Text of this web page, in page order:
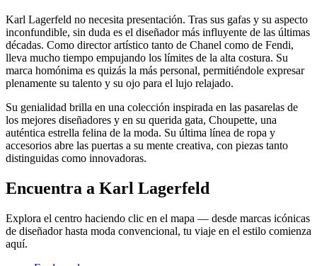
Karl Lagerfeld no necesita presentación. Tras sus gafas y su aspecto
inconfundible, sin duda es el diseñador más influyente de las últimas
décadas. Como director artístico tanto de Chanel como de Fendi,
lleva mucho tiempo empujando los límites de la alta costura. Su
marca homónima es quizás la más personal, permitiéndole expresar
plenamente su talento y su ojo para el lujo relajado.
Su genialidad brilla en una colección inspirada en las pasarelas de
los mejores diseñadores y en su querida gata, Choupette, una
auténtica estrella felina de la moda. Su última línea de ropa y
accesorios abre las puertas a su mente creativa, con piezas tanto
distinguidas como innovadoras.
Encuentra a Karl Lagerfeld
Explora el centro haciendo clic en el mapa — desde marcas icónicas
de diseñador hasta moda convencional, tu viaje en el estilo comienza
aquí.